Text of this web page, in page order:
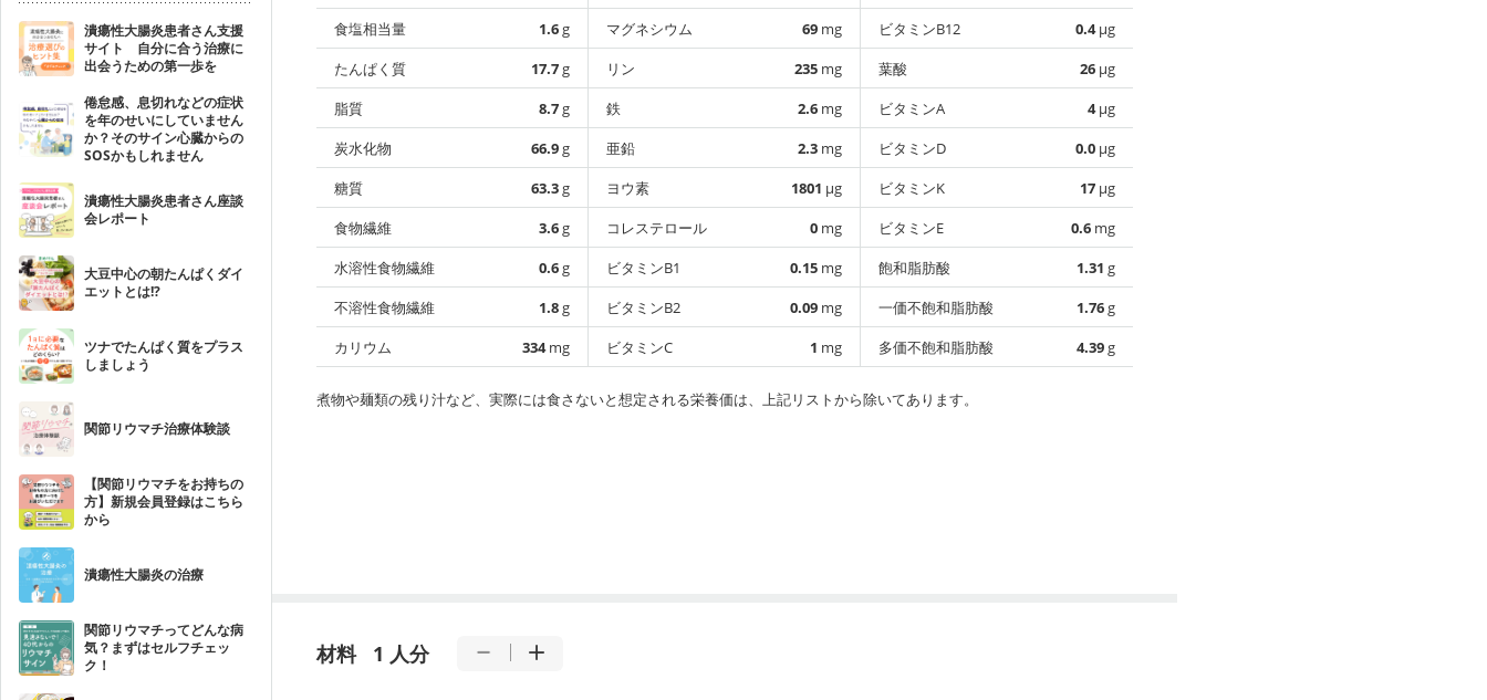
潰瘍性大腸炎患者さん支援
サイト 自分に合う治療に
出会うための第一歩を
倦怠感、息切れなどの症状
を年のせいにしていません
か？そのサイン心臓からの
SOSかもしれません
潰瘍性大腸炎患者さん座談
会レポート
大豆中心の朝たんぱくダイ
エットとは!?
ツナでたんぱく質をプラス
しましょう
関節リウマチ治療体験談
【関節リウマチをお持ちの
方】新規会員登録はこちら
から
潰瘍性大腸炎の治療
関節リウマチってどんな病
気？まずはセルフチェッ
ク！
食塩相当量
1.6g
たんぱく質
17.7g
脂質
8.7g
炭水化物
66.9g
糖質
63.3g
食物繊維
3.6g
水溶性食物繊維
0.6g
不溶性食物繊維
1.8g
カリウム
334mg
マグネシウム
69 mg
リン
235 mg
鉄
2.6 mg
亜鉛
2.3 mg
ヨウ素
1801 µg
コレステロール
0 mg
ビタミンB1
0.15 mg
ビタミンB2
0.09 mg
ビタミンC
1 mg
ビタミンB12
0.4µg
葉酸
26 µg
ビタミンA
4µg
ビタミンD
0.0 µg
ビタミンK
17 µg
ビタミンE
0.6 mg
飽和脂肪酸
1.31 g
一価不飽和脂肪酸
1.76g
多価不飽和脂肪酸
4.39g
煮物や麺類の残り汁など、実際には食さないと想定される栄養価は、上記リストから除いてあります。
材料 1 人分